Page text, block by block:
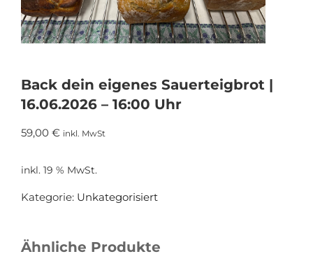
Back dein eigenes Sauerteigbrot |
16.06.2026 – 16:00 Uhr
59,00 € inkl. MwSt
inkl. 19 % MwSt.
Kategorie: Unkategorisiert
Ähnliche Produkte